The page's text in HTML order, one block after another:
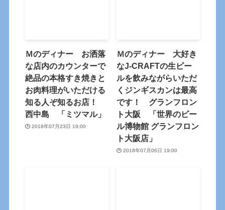
Ｍのディナー お洒落
な店内のカウンターで
絶品の本格すき焼きと
お肉料理がいただける
知る人ぞ知るお店！
西中島 「ミツマル」
2018年07月23日 19:00
Ｍのディナー 大好き
なJ-CRAFTの生ビー
ルを飲みながらいただ
くジンギスカンは最高
です！ グランフロン
ト大阪 「世界のビー
ル博物館 グランフロン
ト大阪店」
2018年07月06日 19:00